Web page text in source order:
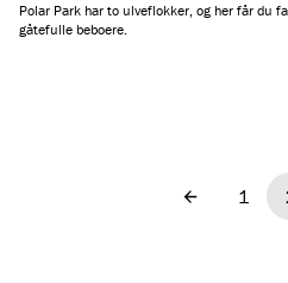
Polar Park har to ulveflokker, og her får du
gåtefulle beboere.
Forrige1